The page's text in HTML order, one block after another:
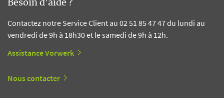
Besoin d'aide ?
Contactez notre Service Client au 02 51 85 47 47 du lundi au
vendredi de 9h à 18h30 et le samedi de 9h à 12h.
Assistance Vorwerk
Nous contacter